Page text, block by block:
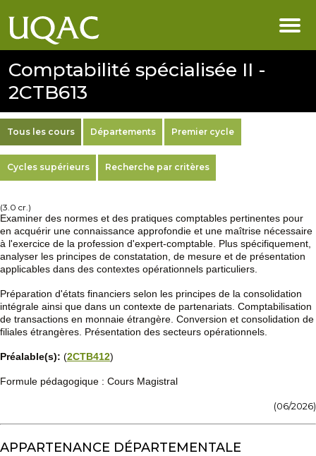
Comptabilité spécialisée II -
2CTB613
Tous les cours Départements Premier cycle
Cycles supérieurs Recherche par critères
(3.0 cr.)
Examiner des normes et des pratiques comptables pertinentes pour
en acquérir une connaissance approfondie et une maîtrise nécessaire
à l'exercice de la profession d'expert-comptable. Plus spécifiquement,
analyser les principes de constatation, de mesure et de présentation
applicables dans des contextes opérationnels particuliers.
Préparation d'états financiers selon les principes de la consolidation
intégrale ainsi que dans un contexte de partenariats. Comptabilisation
de transactions en monnaie étrangère. Conversion et consolidation de
filiales étrangères. Présentation des secteurs opérationnels.
Préalable(s): (2CTB412)
Formule pédagogique : Cours Magistral
(06/2026)
APPARTENANCE DÉPARTEMENTALE